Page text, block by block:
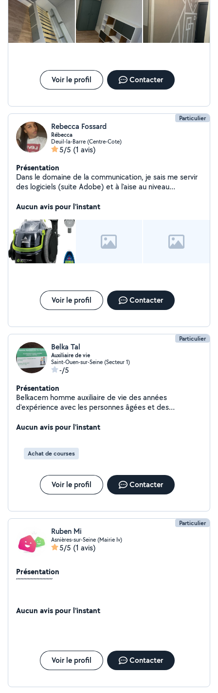
Voir le profil Contacter
Particulier
Rebecca Fossard
Rébecca
Deuil-la-Barre (Centre-Cote)
5/5 (1 avis)
Présentation
Dans le domaine de la communication, je sais me servir
des logiciels (suite Adobe) et à l'aise au niveau
Aucun avis pour l'instant
Voir le profil Contacter
Particulier
Belka Tal
Auxiliaire de vie
Saint-Ouen-sur-Seine (Secteur 1)
-/5
Présentation
Belkacem homme auxiliaire de vie des années
d'expérience avec les personnes âgées et des
Aucun avis pour l'instant
Achat de courses
Voir le profil Contacter
Particulier
Ruben Mi
Asnières-sur-Seine (Mairie Iv)
5/5 (1 avis)
Présentation
´´´´´´´´´´´´´´´´´´´´´´´´´
Aucun avis pour l'instant
Voir le profil Contacter